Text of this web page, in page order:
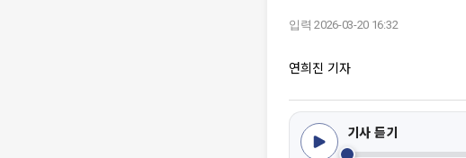
입력 2026-03-20 16:32
연희진 기자
기사 듣기